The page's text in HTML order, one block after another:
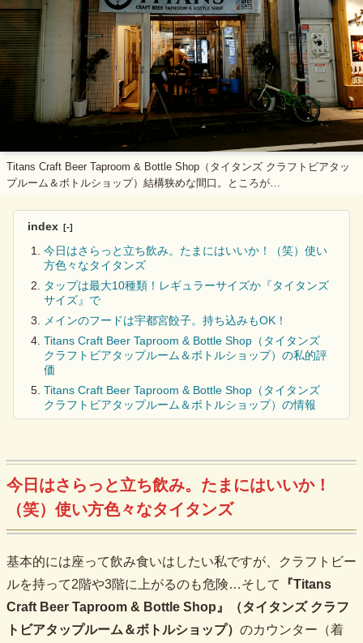
Titans Craft Beer Taproom & Bottle Shop（タイタンズ クラフトビアタッ
プルーム＆ボトルショップ）結構狭めな間口。ところが…
index
今日はさらっと立ち飲み。たまにはいいか！（笑）使い
方色々なタイタンズ
タップは最大10種類！レギュラーサイズか『タイタンズ
サイズ』で
メインのフードは宇都宮餃子。持ち込みもOK！
Titans Craft Beer Taproom & Bottle Shop（タイタンズ
クラフトビアタップルーム＆ボトルショップ）の私的評
価
Titans Craft Beer Taproom & Bottle Shop（タイタンズ
クラフトビアタップルーム＆ボトルショップ）の情報
今日はさらっと立ち飲み。たまにはいいか！
（笑）使い方色々なタイタンズ
基本的には座って飲み食いはしたい私ですが、クラフトビー
ルを持って2階や3階に上がるのも危険…そして
『Titans
Craft Beer Taproom & Bottle Shop』（タイタンズ クラフ
トビアタップルーム＆ボトルショップ） のカウンター（着